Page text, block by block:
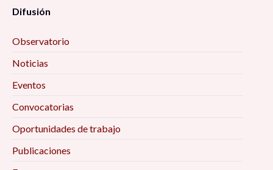
Difusión
Observatorio
Noticias
Eventos
Convocatorias
Oportunidades de trabajo
Publicaciones